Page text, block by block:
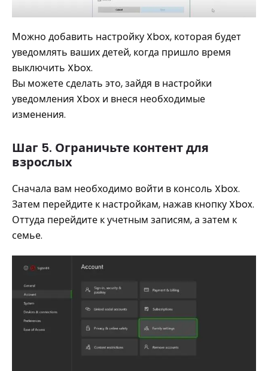
Можно добавить настройку Xbox, которая будет
уведомлять ваших детей, когда пришло время
выключить Xbox.
Вы можете сделать это, зайдя в настройки
уведомления Xbox и внеся необходимые
изменения.
Шаг 5. Ограничьте контент для
взрослых
Сначала вам необходимо войти в консоль Xbox.
Затем перейдите к настройкам, нажав кнопку Xbox.
Оттуда перейдите к учетным записям, а затем к
семье.